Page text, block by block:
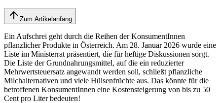
Zum Artikelanfang
Ein Aufschrei geht durch die Reihen der KonsumentInnen
pflanzlicher Produkte in Österreich. Am 28. Januar 2026 wurde eine
Liste im Ministerrat präsentiert, die für heftige Diskussionen sorgt.
Die Liste der Grundnahrungsmittel, auf die ein reduzierter
Mehrwertsteuersatz angewandt werden soll, schließt pflanzliche
Milchalternativen und viele Hülsenfrüchte aus. Das könnte für die
betroffenen KonsumentInnen eine Kostensteigerung von bis zu 50
Cent pro Liter bedeuten!